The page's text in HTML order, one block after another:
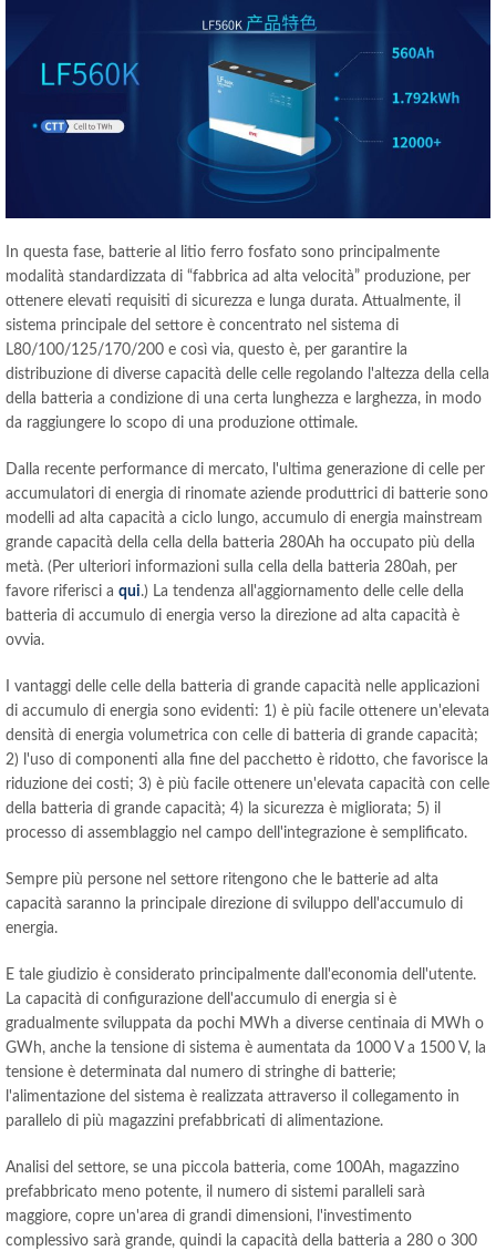
In questa fase, batterie al litio ferro fosfato sono principalmente
modalità standardizzata di “fabbrica ad alta velocità” produzione, per
ottenere elevati requisiti di sicurezza e lunga durata. Attualmente, il
sistema principale del settore è concentrato nel sistema di
L80/100/125/170/200 e così via, questo è, per garantire la
distribuzione di diverse capacità delle celle regolando l'altezza della cella
della batteria a condizione di una certa lunghezza e larghezza, in modo
da raggiungere lo scopo di una produzione ottimale.
Dalla recente performance di mercato, l'ultima generazione di celle per
accumulatori di energia di rinomate aziende produttrici di batterie sono
modelli ad alta capacità a ciclo lungo, accumulo di energia mainstream
grande capacità della cella della batteria 280Ah ha occupato più della
metà. (Per ulteriori informazioni sulla cella della batteria 280ah, per
favore riferisci a qui.) La tendenza all'aggiornamento delle celle della
batteria di accumulo di energia verso la direzione ad alta capacità è
ovvia.
I vantaggi delle celle della batteria di grande capacità nelle applicazioni
di accumulo di energia sono evidenti: 1) è più facile ottenere un'elevata
densità di energia volumetrica con celle di batteria di grande capacità;
2) l'uso di componenti alla fine del pacchetto è ridotto, che favorisce la
riduzione dei costi; 3) è più facile ottenere un'elevata capacità con celle
della batteria di grande capacità; 4) la sicurezza è migliorata; 5) il
processo di assemblaggio nel campo dell'integrazione è semplificato.
Sempre più persone nel settore ritengono che le batterie ad alta
capacità saranno la principale direzione di sviluppo dell'accumulo di
energia.
E tale giudizio è considerato principalmente dall'economia dell'utente.
La capacità di configurazione dell'accumulo di energia si è
gradualmente sviluppata da pochi MWh a diverse centinaia di MWh o
GWh, anche la tensione di sistema è aumentata da 1000 V a 1500 V, la
tensione è determinata dal numero di stringhe di batterie;
l'alimentazione del sistema è realizzata attraverso il collegamento in
parallelo di più magazzini prefabbricati di alimentazione.
Analisi del settore, se una piccola batteria, come 100Ah, magazzino
prefabbricato meno potente, il numero di sistemi paralleli sarà
maggiore, copre un'area di grandi dimensioni, l'investimento
complessivo sarà grande, quindi la capacità della batteria a 280 o 300